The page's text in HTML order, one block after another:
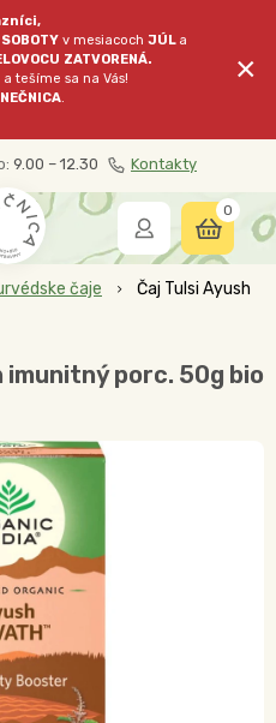
SOBOTY v mesiacochJÚL a
ZATVORENÁ.
tešíme sa na Vás!
.
×
9.00 – 12.30 Kontakty
0
čaje
Čaj Tulsi Ayush
imunitný porc. 50g bio